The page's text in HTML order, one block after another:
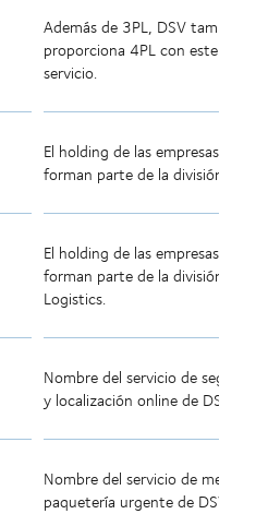
Además de 3PL, DSV también
proporciona 4PL con este
servicio.
El holding de las empresas que
forman parte de la división Road.
El holding de las empresas que
forman parte de la división
Logistics.
Nombre del servicio de
y localización online de DSV.
Nombre del servicio de
paquetería urgente de DSV.